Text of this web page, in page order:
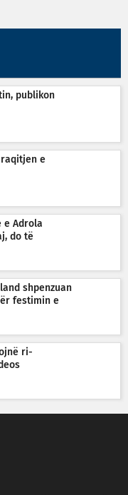
publikon
e
e Adrola
do të
shpenzuan
festimin e
ri-